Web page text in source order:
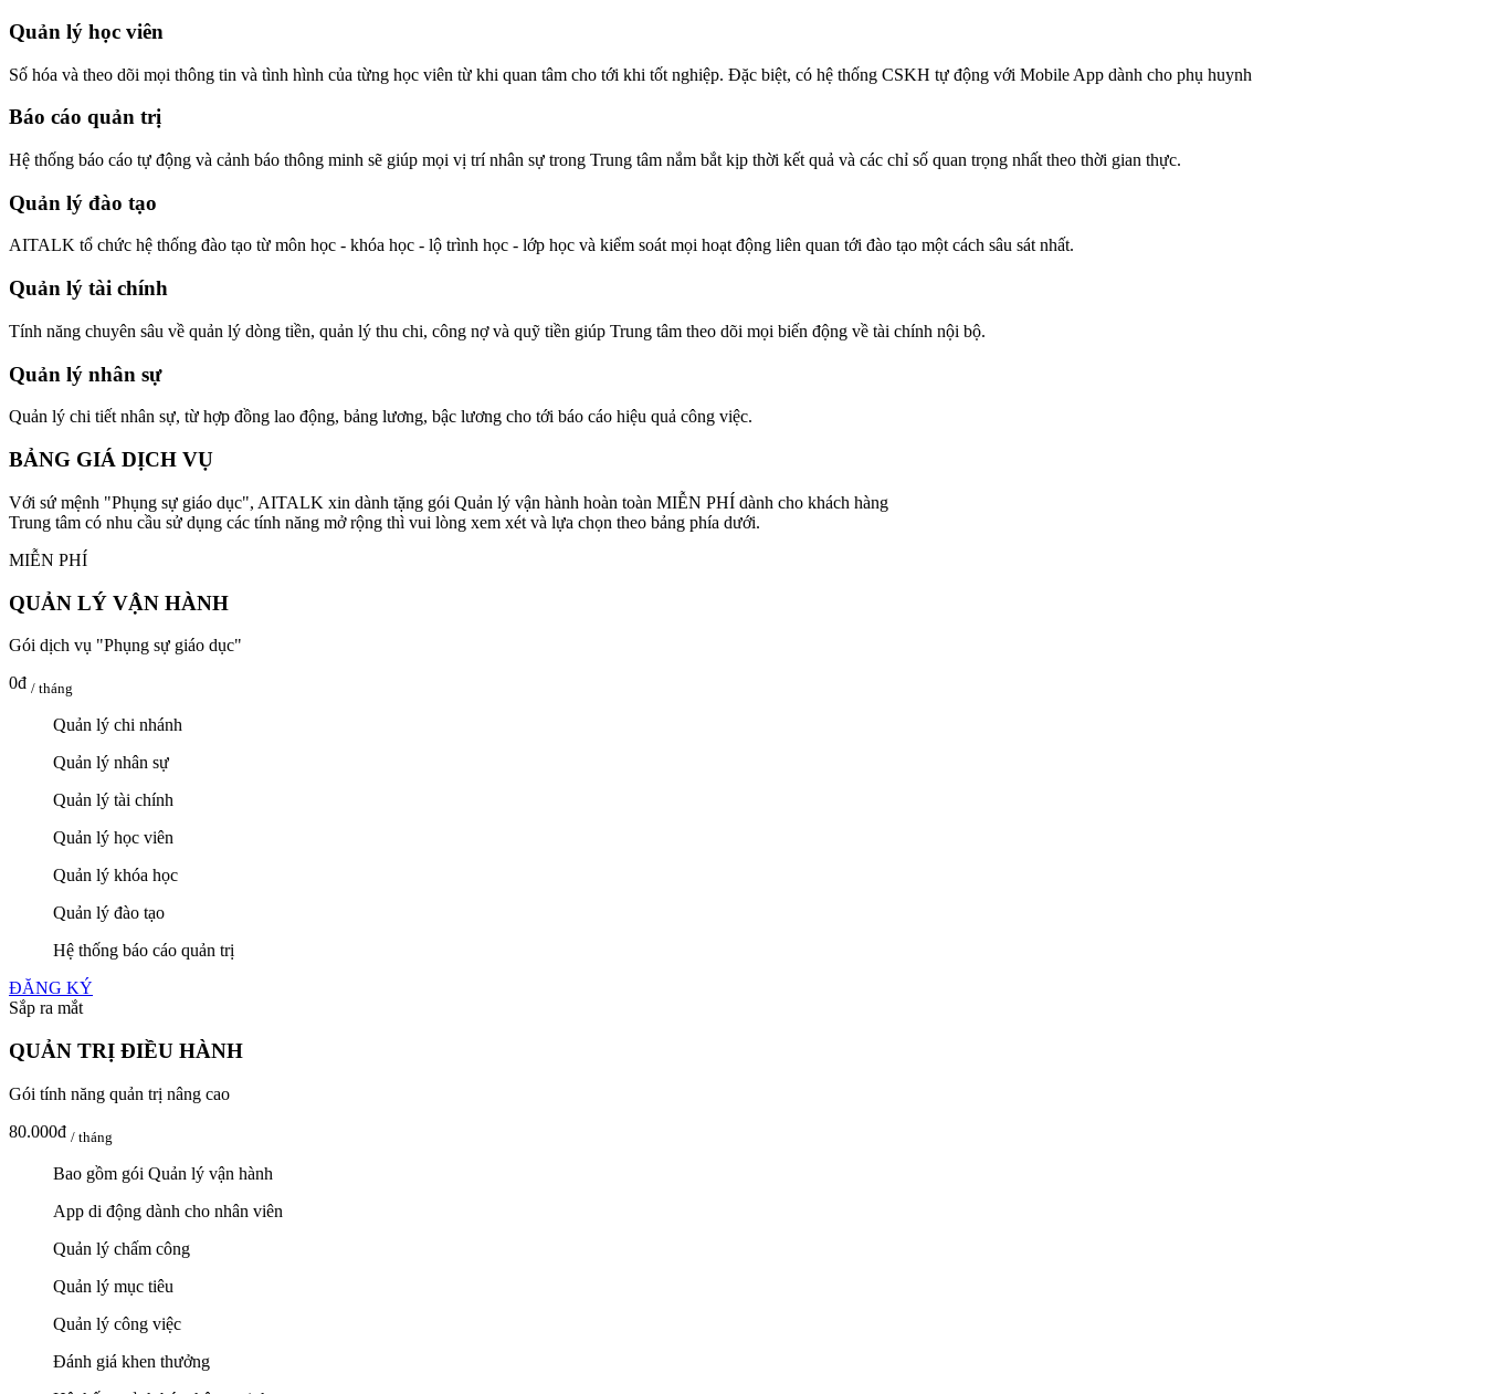
Quản lý học viên
Số hóa và theo dõi mọi thông tin và tình hình của từng học viên từ khi quan tâm cho tới khi tốt nghiệp. Đặc biệt, có hệ thống CSKH tự động với Mobile App dành cho phụ huynh
Báo cáo quản trị
Hệ thống báo cáo tự động và cảnh báo thông minh sẽ giúp mọi vị trí nhân sự trong Trung tâm nắm bắt kịp thời kết quả và các chỉ số quan trọng nhất theo thời gian thực.
Quản lý đào tạo
AITALK tổ chức hệ thống đào tạo từ môn học - khóa học - lộ trình học - lớp học và kiểm soát mọi hoạt động liên quan tới đào tạo một cách sâu sát nhất.
Quản lý tài chính
Tính năng chuyên sâu về quản lý dòng tiền, quản lý thu chi, công nợ và quỹ tiền giúp Trung tâm theo dõi mọi biến động về tài chính nội bộ.
Quản lý nhân sự
Quản lý chi tiết nhân sự, từ hợp đồng lao động, bảng lương, bậc lương cho tới báo cáo hiệu quả công việc.
BẢNG GIÁ DỊCH VỤ
Với sứ mệnh "Phụng sự giáo dục", AITALK xin dành tặng gói Quản lý vận hành hoàn toàn MIỄN PHÍ dành cho khách hàng
Trung tâm có nhu cầu sử dụng các tính năng mở rộng thì vui lòng xem xét và lựa chọn theo bảng phía dưới.
MIỄN PHÍ
QUẢN LÝ VẬN HÀNH
Gói dịch vụ "Phụng sự giáo dục"
0đ / tháng
Quản lý chi nhánh
Quản lý nhân sự
Quản lý tài chính
Quản lý học viên
Quản lý khóa học
Quản lý đào tạo
Hệ thống báo cáo quản trị
ĐĂNG KÝ
Sắp ra mắt
QUẢN TRỊ ĐIỀU HÀNH
Gói tính năng quản trị nâng cao
80.000đ / tháng
Bao gồm gói Quản lý vận hành
App di động dành cho nhân viên
Quản lý chấm công
Quản lý mục tiêu
Quản lý công việc
Đánh giá khen thưởng